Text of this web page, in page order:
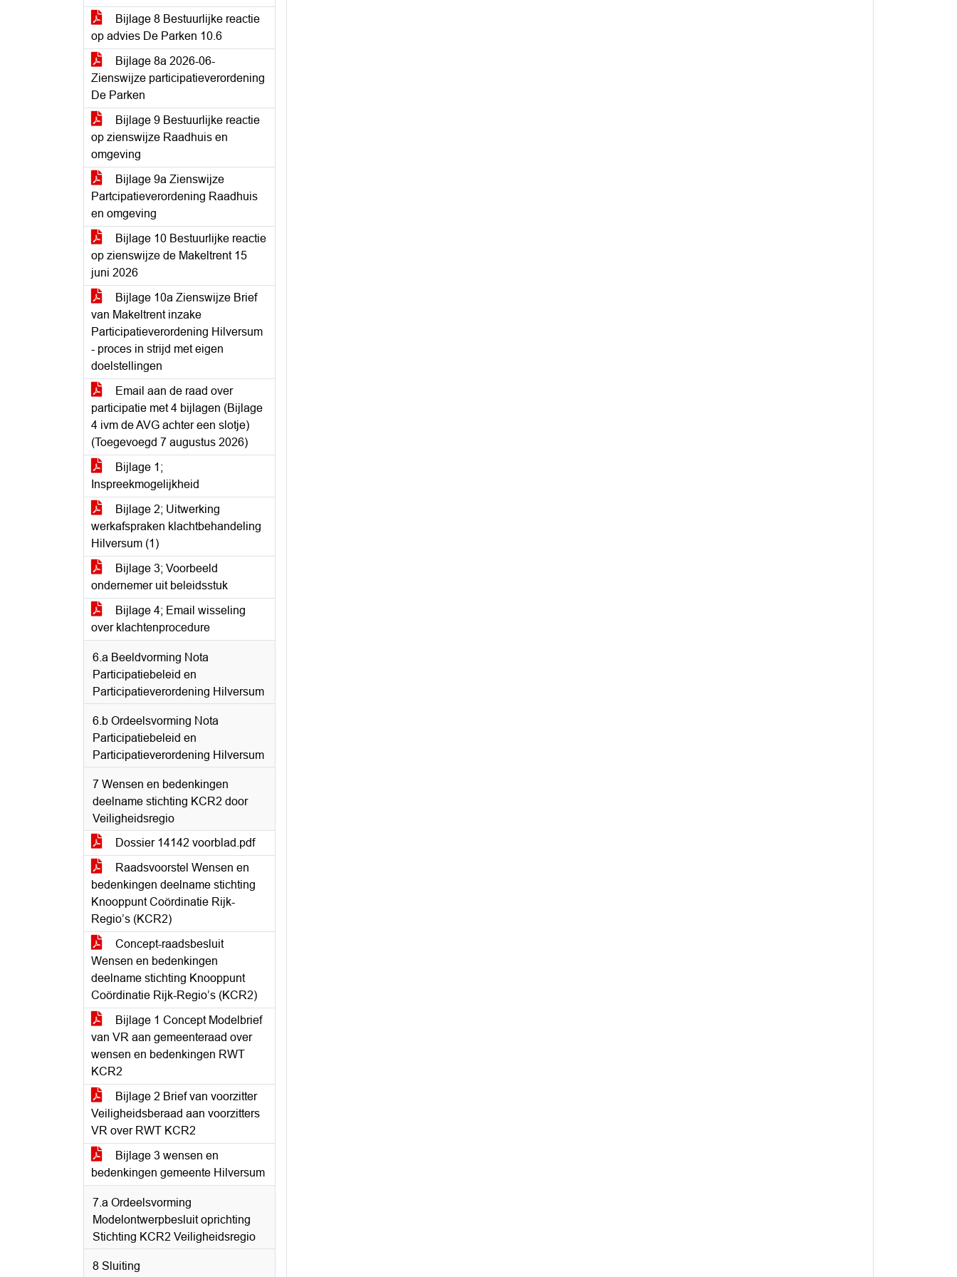
Bijlage 8 Bestuurlijke reactie
op advies De Parken 10.6
Bijlage 8a 2026-06-
Zienswijze participatieverordening
De Parken
Bijlage 9 Bestuurlijke reactie
op zienswijze Raadhuis en
omgeving
Bijlage 9a Zienswijze
Partcipatieverordening Raadhuis
en omgeving
Bijlage 10 Bestuurlijke reactie
op zienswijze de Makeltrent 15
juni 2026
Bijlage 10a Zienswijze Brief
van Makeltrent inzake
Participatieverordening Hilversum
- proces in strijd met eigen
doelstellingen
Email aan de raad over
participatie met 4 bijlagen (Bijlage
4 ivm de AVG achter een slotje)
(Toegevoegd 7 augustus 2026)
Bijlage 1;
Inspreekmogelijkheid
Bijlage 2; Uitwerking
werkafspraken klachtbehandeling
Hilversum (1)
Bijlage 3; Voorbeeld
ondernemer uit beleidsstuk
Bijlage 4; Email wisseling
over klachtenprocedure
6.a Beeldvorming Nota
Participatiebeleid en
Participatieverordening Hilversum
6.b Ordeelsvorming Nota
Participatiebeleid en
Participatieverordening Hilversum
7 Wensen en bedenkingen
deelname stichting KCR2 door
Veiligheidsregio
Dossier 14142 voorblad.pdf
Raadsvoorstel Wensen en
bedenkingen deelname stichting
Knooppunt Coördinatie Rijk-
Regio’s (KCR2)
Concept-raadsbesluit
Wensen en bedenkingen
deelname stichting Knooppunt
Coördinatie Rijk-Regio’s (KCR2)
Bijlage 1 Concept Modelbrief
van VR aan gemeenteraad over
wensen en bedenkingen RWT
KCR2
Bijlage 2 Brief van voorzitter
Veiligheidsberaad aan voorzitters
VR over RWT KCR2
Bijlage 3 wensen en
bedenkingen gemeente Hilversum
7.a Ordeelsvorming
Modelontwerpbesluit oprichting
Stichting KCR2 Veiligheidsregio
8 Sluiting